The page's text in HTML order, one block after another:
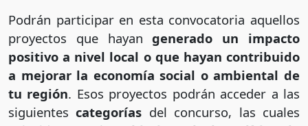
Podrán participar en esta convocatoria aquellos
proyectos que hayangenerado un impacto
positivo a nivel local o que hayan contribuido
a mejorar la economía social o ambiental de
tu región. Esos proyectos podrán acceder a las
siguientescategorías del concurso, las cuales